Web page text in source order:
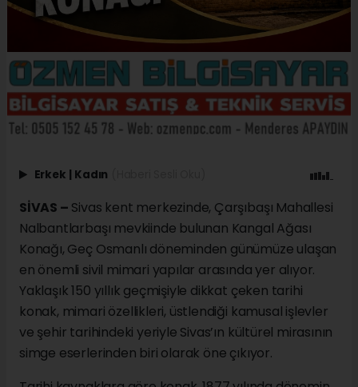
Erkek Kadın
SİVAS – Sivas kent merkezinde, Çarşıbaşı Mahallesi
Nalbantlarbaşı mevkiinde bulunan Kangal Ağası
Konağı, Geç Osmanlı döneminden günümüze ulaşan
en önemli sivil mimari yapılar arasında yer alıyor.
Yaklaşık 150 yıllık geçmişiyle dikkat çeken tarihi
konak, mimari özellikleri, üstlendiği kamusal işlevler
ve şehir tarihindeki yeriyle Sivas’ın kültürel mirasının
simge eserlerinden biri olarak öne çıkıyor.